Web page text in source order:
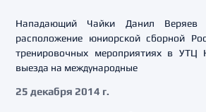
Нападающий Чайки Данил
расположение юниорской сборной
тренировочных мероприятиях в УТЦ
выезда на международные
25 декабря 2014 г.